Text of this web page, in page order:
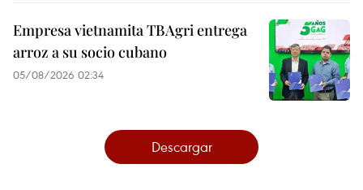
Empresa vietnamita TBAgri entrega
arroz a su socio cubano
05/08/2026 02:34
Descargar